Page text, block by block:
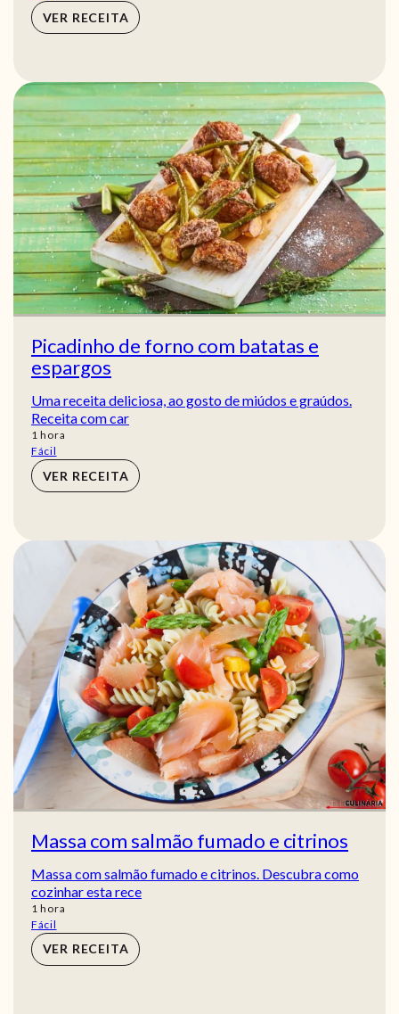
VER RECEITA
Picadinho de forno com batatas e
espargos
Uma receita deliciosa, ao gosto de miúdos e graúdos.
Receita com car
1 hora
hora
Fácil
VER RECEITA
Massa com salmão fumado e citrinos
Massa com salmão fumado e citrinos. Descubra como
cozinhar esta rece
1 hora
hora
Fácil
VER RECEITA